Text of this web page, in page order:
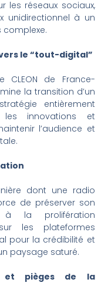
les réseaux sociaux,
unidirectionnel à un
le “tout-digital”
CLEON de France-
la transition d’un
entièrement
les innovations et
l’audience et
dont une radio
de préserver son
la prolifération
les plateformes
pour la crédibilité et
paysage saturé.
et pièges de la